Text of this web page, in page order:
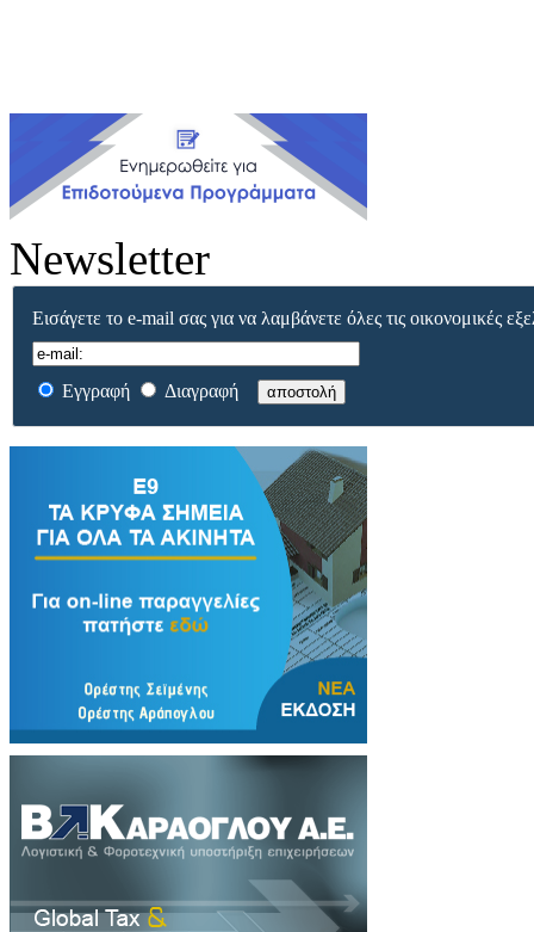
Newsletter
Εισάγετε το e-mail σας για να λαμβάνετε όλες τις οικονομικές
Εγγραφή Διαγραφή αποστολή